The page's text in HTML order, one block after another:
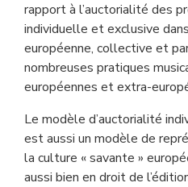
rapport à l’auctorialité des
individuelle et exclusive
européenne, collective et
nombreuses pratiques
européennes et extra-
Le modèle d’auctorialité
est aussi un modèle de
la culture « savante »
aussi bien en droit de